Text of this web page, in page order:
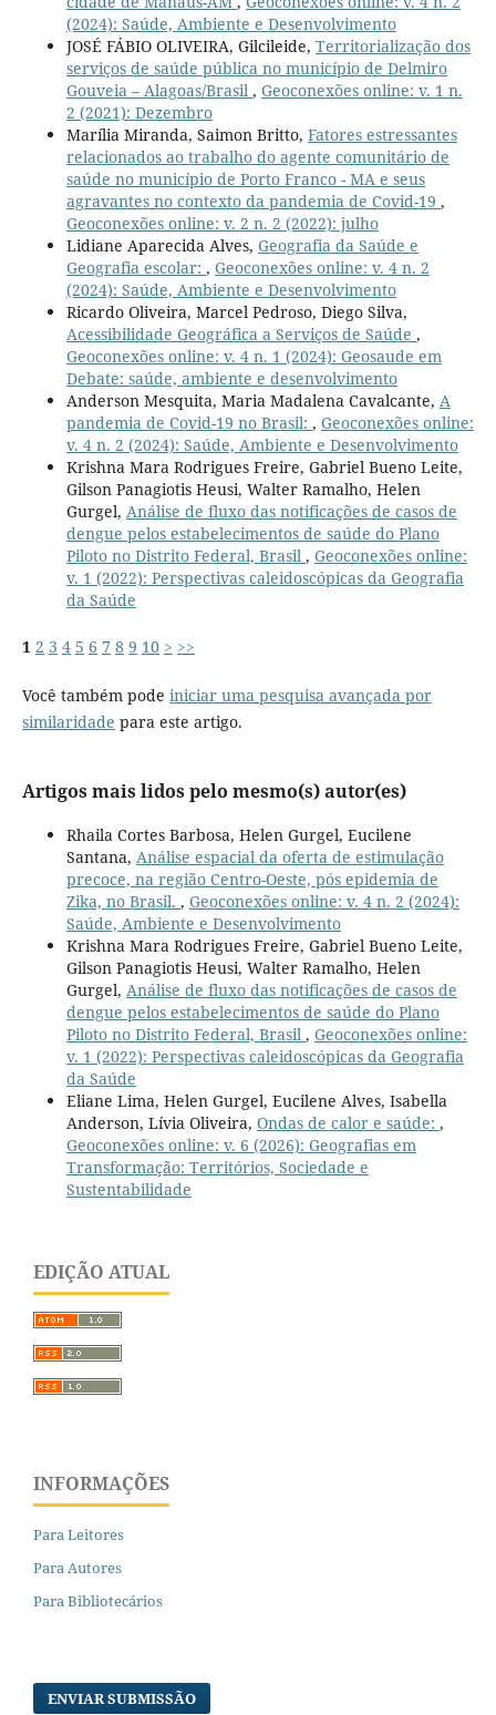
(2024): Saúde, Ambiente e Desenvolvimento
JOSÉ FÁBIO OLIVEIRA, Gilcileide, Territorialização dos
serviços de saúde pública no município de Delmiro
Gouveia – Alagoas/Brasil , Geoconexões online: v. 1 n.
2 (2021): Dezembro
Marília Miranda, Saimon Britto, Fatores estressantes
relacionados ao trabalho do agente comunitário de
saúde no município de Porto Franco - MA e seus
agravantes no contexto da pandemia de Covid-19 ,
Geoconexões online: v. 2 n. 2 (2022): julho
Lidiane Aparecida Alves, Geografia da Saúde e
Geografia escolar: , Geoconexões online: v. 4 n. 2
(2024): Saúde, Ambiente e Desenvolvimento
Ricardo Oliveira, Marcel Pedroso, Diego Silva,
Acessibilidade Geográfica a Serviços de Saúde ,
Geoconexões online: v. 4 n. 1 (2024): Geosaude em
Debate: saúde, ambiente e desenvolvimento
Anderson Mesquita, Maria Madalena Cavalcante, A
pandemia de Covid-19 no Brasil: , Geoconexões online:
v. 4 n. 2 (2024): Saúde, Ambiente e Desenvolvimento
Krishna Mara Rodrigues Freire, Gabriel Bueno Leite,
Gilson Panagiotis Heusi, Walter Ramalho, Helen
Gurgel, Análise de fluxo das notificações de casos de
dengue pelos estabelecimentos de saúde do Plano
Piloto no Distrito Federal, Brasil , Geoconexões online:
v. 1 (2022): Perspectivas caleidoscópicas da Geografia
da Saúde
1 2 3 4 5 6 7 8 9 10 > >>
Você também pode iniciar uma pesquisa avançada por
similaridade para este artigo.
Artigos mais lidos pelo mesmo(s) autor(es)
Rhaila Cortes Barbosa, Helen Gurgel, Eucilene
Santana, Análise espacial da oferta de estimulação
precoce, na região Centro-Oeste, pós epidemia de
Zika, no Brasil. , Geoconexões online: v. 4 n. 2 (2024):
Saúde, Ambiente e Desenvolvimento
Krishna Mara Rodrigues Freire, Gabriel Bueno Leite,
Gilson Panagiotis Heusi, Walter Ramalho, Helen
Gurgel, Análise de fluxo das notificações de casos de
dengue pelos estabelecimentos de saúde do Plano
Piloto no Distrito Federal, Brasil , Geoconexões online:
v. 1 (2022): Perspectivas caleidoscópicas da Geografia
da Saúde
Eliane Lima, Helen Gurgel, Eucilene Alves, Isabella
Anderson, Lívia Oliveira, Ondas de calor e saúde: ,
Geoconexões online: v. 6 (2026): Geografias em
Transformação: Territórios, Sociedade e
Sustentabilidade
EDIÇÃO ATUAL
INFORMAÇÕES
Para Leitores
Para Autores
Para Bibliotecários
ENVIAR SUBMISSÃO